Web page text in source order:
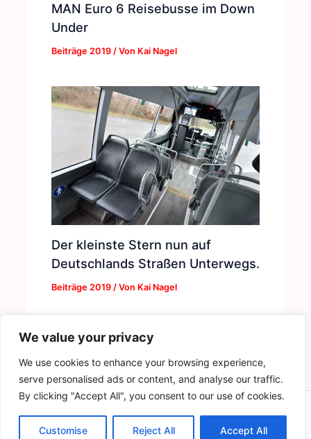
We value your privacy
We use cookies to enhance your browsing experience,
serve personalised ads or content, and analyse our traffic.
By clicking "Accept All", you consent to our use of cookies.
Customise Reject All Accept All
MAN Euro 6 Reisebusse im Down
Under
Beiträge 2019/ Von Kai Nagel
Der kleinste Stern nun auf
Deutschlands Straßen Unterwegs.
Beiträge 2019/ Von Kai Nagel
Copyright © 2026 | by Der Buskruer - Das Magazin
Datenschutz